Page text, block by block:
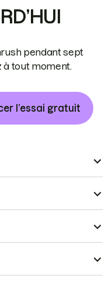
pendant sept
à tout moment.
l’essai gratuit